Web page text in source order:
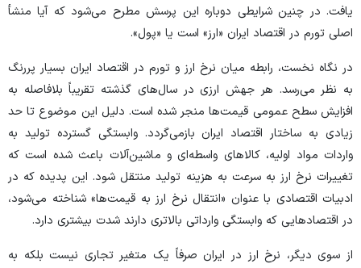
یافت. در چنین شرایطی دوباره این پرسش مطرح می‌شود که آیا منشأ
اصلی تورم در اقتصاد ایران «ارز» است یا «پول».
در نگاه نخست، رابطه میان نرخ ارز و تورم در اقتصاد ایران بسیار پررنگ
به نظر می‌رسد. هر جهش ارزی در سال‌های گذشته تقریباً بلافاصله به
افزایش سطح عمومی قیمت‌ها منجر شده است. دلیل این موضوع تا حد
زیادی به ساختار اقتصاد ایران بازمی‌گردد. وابستگی گسترده تولید به
واردات مواد اولیه، کالا‌های واسطه‌ای و ماشین‌آلات باعث شده است که
تغییرات نرخ ارز به سرعت به هزینه تولید منتقل شود. این پدیده که در
ادبیات اقتصادی با عنوان «انتقال نرخ ارز به قیمت‌ها» شناخته می‌شود،
در اقتصاد‌هایی که وابستگی وارداتی بالاتری دارند شدت بیشتری دارد.
از سوی دیگر، نرخ ارز در ایران صرفاً یک متغیر تجاری نیست بلکه به